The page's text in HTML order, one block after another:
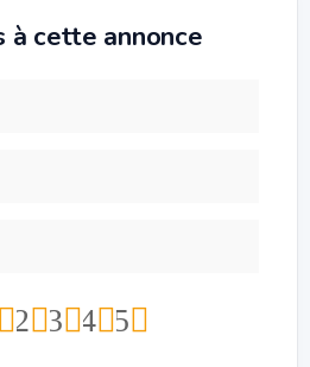
à cette annonce
5
4
3
2